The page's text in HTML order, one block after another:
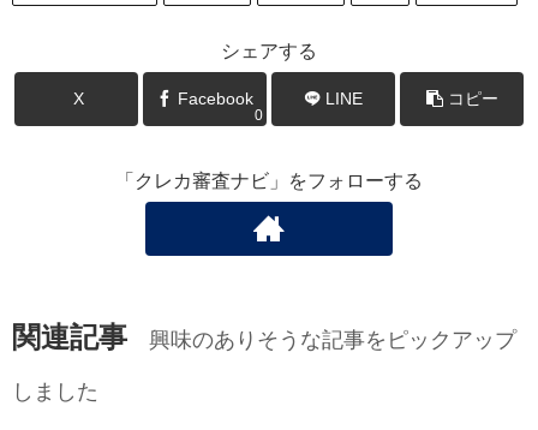
シェアする
X Facebook
0
LINE コピー
「クレカ審査ナビ」をフォローする
関連記事 興味のありそうな記事をピックアップ
しました